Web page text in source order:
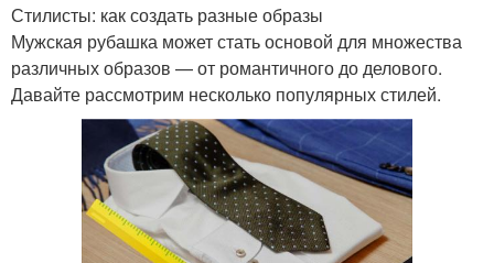
Стилисты: как создать разные образы
Мужская рубашка может стать основой для множества
различных образов — от романтичного до делового.
Давайте рассмотрим несколько популярных стилей.